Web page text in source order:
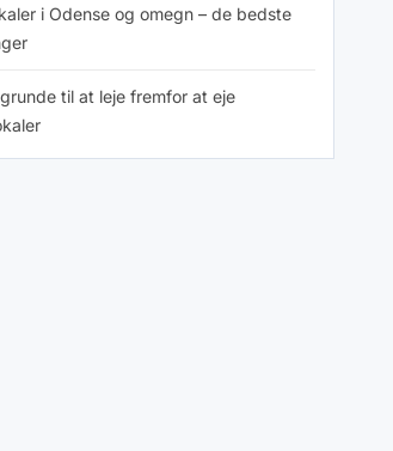
i Odense og omegn – de bedste
til at leje fremfor at eje